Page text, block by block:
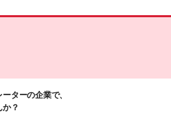
ターの企業で、
か？